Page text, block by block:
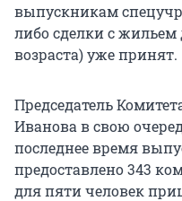
выпускникам
либо сделки с жильем
возраста) уже принят.
Председатель
Иванова в свою
последнее время
предоставлено 343
для пяти человек